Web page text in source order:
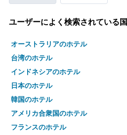
ユーザーによく検索されている国
オーストラリアのホテル
台湾のホテル
インドネシアのホテル
日本のホテル
韓国のホテル
アメリカ合衆国のホテル
フランスのホテル